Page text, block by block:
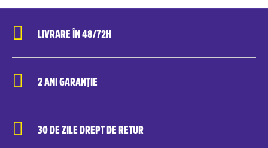
LIVRARE ÎN 48/72H
2 ANI GARANȚIE
30 DE ZILE DREPT DE RETUR